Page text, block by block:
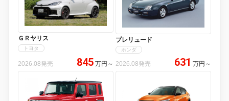
ＧＲヤリス
トヨタ
2026.08発売 845 万円 ～
プレリュード
ホンダ
2026.08発売 631 万円 ～